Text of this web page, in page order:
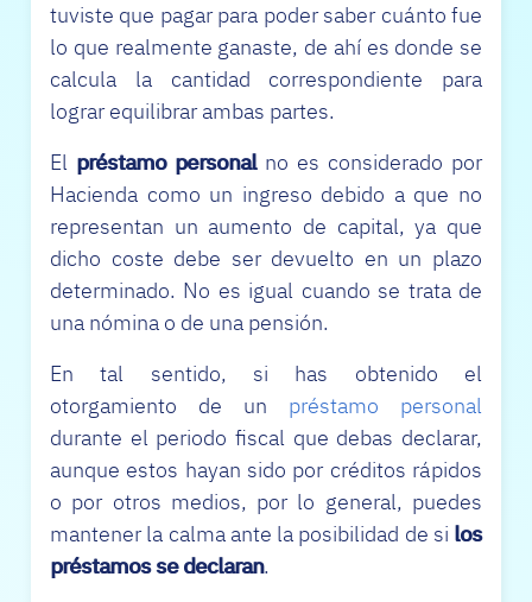
tuviste que pagar para poder saber cuánto fue
lo que realmente ganaste, de ahí es donde se
calcula la cantidad correspondiente para
lograr equilibrar ambas partes.
El préstamo personal no es considerado por
Hacienda como un ingreso debido a que no
representan un aumento de capital, ya que
dicho coste debe ser devuelto en un plazo
determinado. No es igual cuando se trata de
una nómina o de una pensión.
En tal sentido, si has obtenido el
otorgamiento de un préstamo personal
durante el periodo fiscal que debas declarar,
aunque estos hayan sido por créditos rápidos
o por otros medios, por lo general, puedes
mantener la calma ante la posibilidad de si los
préstamos se declaran.